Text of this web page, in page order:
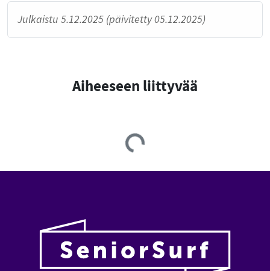
Julkaistu 5.12.2025 (päivitetty 05.12.2025)
Aiheeseen liittyvää
Loading...